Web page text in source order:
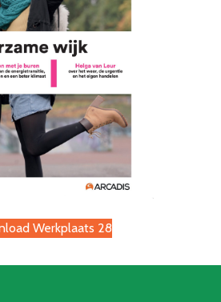
Werkplaats 28